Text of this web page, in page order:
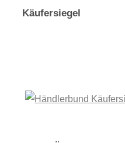
Käufersiegel